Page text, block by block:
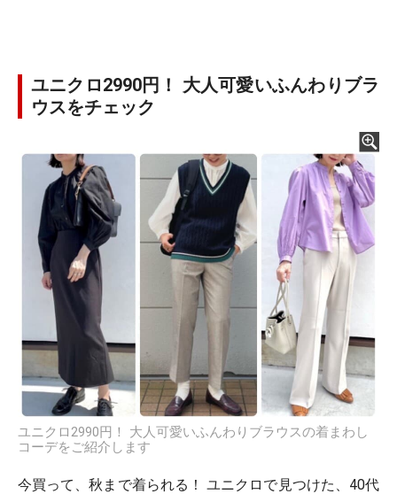
ユニクロ2990円！ 大人可愛いふんわりブラ
ウスをチェック
ユニクロ2990円！ 大人可愛いふんわりブラウスの着まわし
コーデをご紹介します
今買って、秋まで着られる！ ユニクロで見つけた、40代